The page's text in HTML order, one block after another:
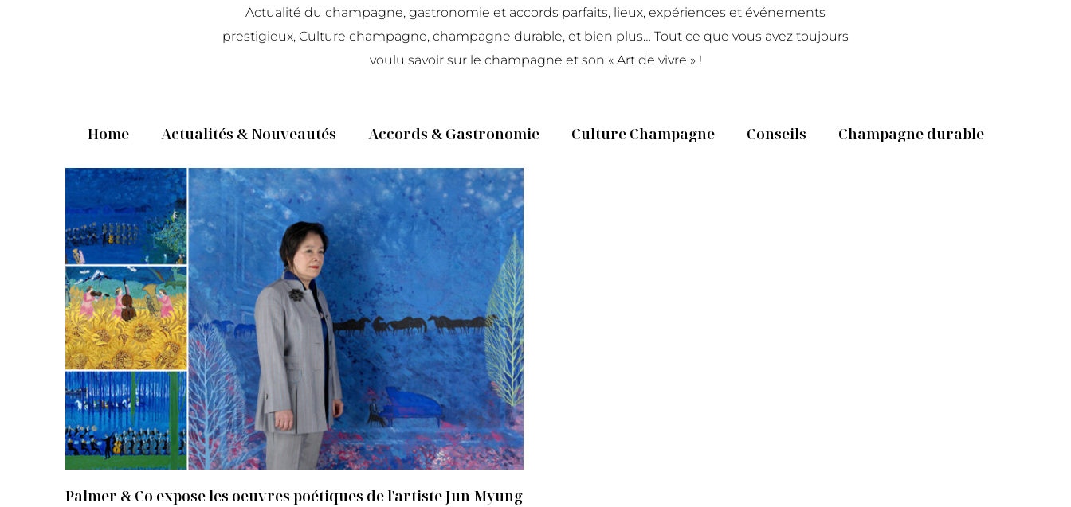
Actualité du champagne, gastronomie et accords parfaits, lieux, expériences et événements
prestigieux, Culture champagne, champagne durable, et bien plus… Tout ce que vous avez toujours
voulu savoir sur le champagne et son « Art de vivre » !
Home Actualités & Nouveautés Accords & Gastronomie Culture Champagne Conseils Champagne durable
Palmer & Co expose les oeuvres poétiques de l'artiste Jun Myung